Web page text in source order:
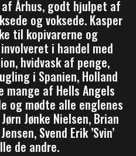
Århus, godt hjulpet af
og voksede. Kasper
til kopivarerne og
i handel med
hvidvask af penge,
i Spanien, Holland
mange af Hells Angels
og mødte alle englenes
Jønke Nielsen, Brian
Svend Erik ’Svin’
de andre.